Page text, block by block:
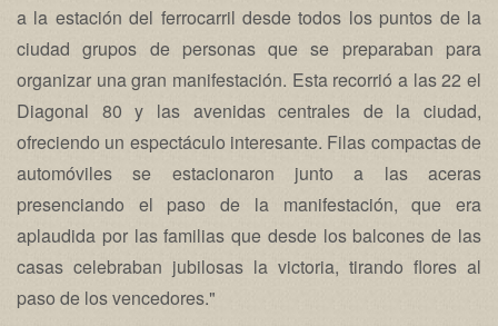
a la estación del ferrocarril desde todos los puntos de la
ciudad grupos de personas que se preparaban para
organizar una gran manifestación. Esta recorrió a las 22 el
Diagonal 80 y las avenidas centrales de la ciudad,
ofreciendo un espectáculo interesante. Filas compactas de
automóviles se estacionaron junto a las aceras
presenciando el paso de la manifestación, que era
aplaudida por las familias que desde los balcones de las
casas celebraban jubilosas la victoria, tirando flores al
paso de los vencedores."